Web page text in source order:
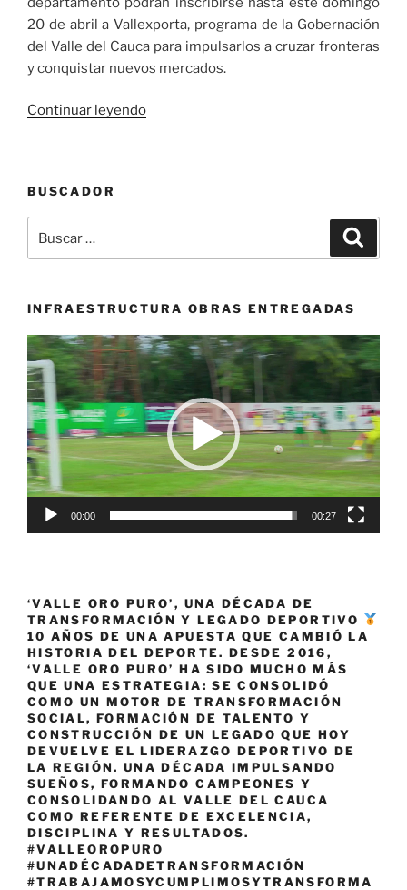
20 de abril a Vallexporta, programa de la Gobernación
del Valle del Cauca para impulsarlos a cruzar fronteras
y conquistar nuevos mercados.
Continuar leyendo«Oportunidad
hasta
20
abril»
BUSCADOR
por:
INFRAESTRUCTURA OBRAS ENTREGADAS
Reproductor
de
vídeo
00:00 00:27
‘VALLE ORO PURO’, UNA DÉCADA DE
TRANSFORMACIÓN Y LEGADO DEPORTIVO
10 AÑOS DE UNA APUESTA QUE CAMBIÓ LA
HISTORIA DEL DEPORTE. DESDE 2016,
‘VALLE ORO PURO’ HA SIDO MUCHO MÁS
QUE UNA ESTRATEGIA: SE CONSOLIDÓ
COMO UN MOTOR DE TRANSFORMACIÓN
SOCIAL, FORMACIÓN DE TALENTO Y
CONSTRUCCIÓN DE UN LEGADO QUE HOY
DEVUELVE EL LIDERAZGO DEPORTIVO DE
LA REGIÓN. UNA DÉCADA IMPULSANDO
SUEÑOS, FORMANDO CAMPEONES Y
CONSOLIDANDO AL VALLE DEL CAUCA
COMO REFERENTE DE EXCELENCIA,
DISCIPLINA Y RESULTADOS.
#VALLEOROPURO
#UNADÉCADADETRANSFORMACIÓN
#TRABAJAMOSYCUMPLIMOSYTRANSFORMA